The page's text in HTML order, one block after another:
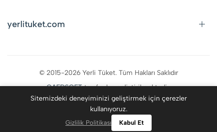
yerlituket.com
© 2015-2026 Yerli Tüket. Tüm Hakları Saklıdır
CAFDSOFTtarafından geliştirilmektedir.
Sitemizdeki deneyiminizi geliştirmek için çerezler
kullanıyoruz.
Gizlilik Politikası Kabul Et
Giriş Yap
0
Favoriler